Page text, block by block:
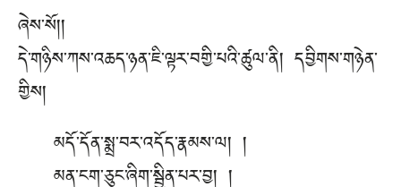
ཞེས་སོ།།
དེ་གཉིས་ཀས་འཆད་ཉན་ཇི་ལྟར་བགྱི་པའི་ཚུལ་ནི། དབྱིགས་གཉེན་
གྱིས།
མདོ་དོན་སྨྲ་བར་འདོད་རྣམས་ལ། །